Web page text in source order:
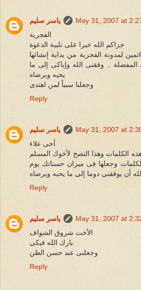
ياسر سليم
May 31, 2007 at
الفجرية
جزاكم الله خيرا على تلبية الدعوة
لمدونة الفجرية من بداية إنشائها
.. وفقنى الله وإياكى إلى ما
يحبه ويرضاه
وجعلنا سبباً لمن اهتدى
Reply
ياسر سليم
May 31, 2007 at
أخى علاء
الكلمات وهذا النصح لأخوك المسلم
الكلمات وجعلها فى ميزان حسناتك يوم
أن يوفقنى دوما إلى ما يحبه ويرضاه
Reply
ياسر سليم
May 31, 2007 at
الأخت شروق الشواف
بارك الله فيكى
وجعلنى عند حسن الظن
Reply